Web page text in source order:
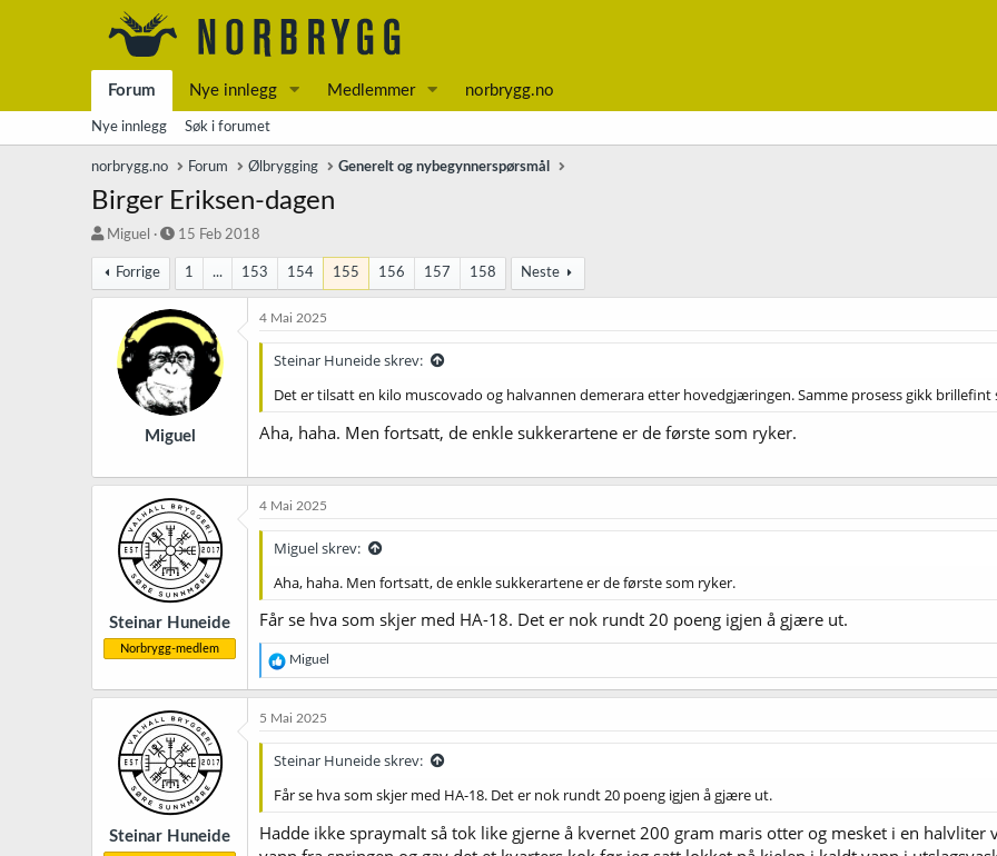
Forum Nye innlegg Medlemmer norbrygg.no
Nye innlegg Søk i forumet
norbrygg.no Forum Ølbrygging Generelt og nybegynnerspørsmål
Birger Eriksen-dagen
T
å
d
Miguel
S
r
t
a
t
o
15 Feb 2018
Forrige 1 ... 153 154 155 156 157 158 Neste
Miguel
4 Mai 2025
Steinar Huneide skrev:
Det er tilsatt en kilo muscovado og halvannen demerara etter hovedgjæringen. Samme prosess gikk brillefint
Aha, haha. Men fortsatt, de enkle sukkerartene er de første som ryker.
Steinar Huneide
Norbrygg-medlem
4 Mai 2025
Miguel skrev:
Aha, haha. Men fortsatt, de enkle sukkerartene er de første som ryker.
Får se hva som skjer med HA-18. Det er nok rundt 20 poeng igjen å gjære ut.
R
e
a
k
j
o
e
Miguel
Steinar Huneide
5 Mai 2025
Steinar Huneide skrev:
Får se hva som skjer med HA-18. Det er nok rundt 20 poeng igjen å gjære ut.
Hadde ikke spraymalt så tok like gjerne å kvernet 200 gram maris otter og mesket i en